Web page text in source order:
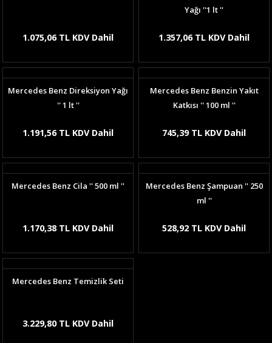
1.075,06 TL KDV Dahil
Yağı ''1 lt ''
1.357,06 TL KDV Dahil
Mercedes Benz Direksiyon Yağı
'' 1 lt ''
1.191,56 TL KDV Dahil
Mercedes Benz Benzin Yakıt
Katkısı '' 100 ml ''
745,39 TL KDV Dahil
Mercedes Benz Cila '' 500 ml ''
1.170,38 TL KDV Dahil
Mercedes Benz Şampuan '' 250
ml ''
528,92 TL KDV Dahil
Mercedes Benz Temizlik Seti
3.229,80 TL KDV Dahil